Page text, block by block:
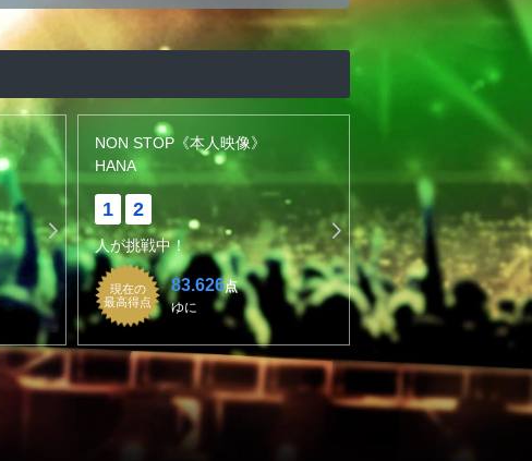
NON STOP《本人映像》
HANA
1 2
人が挑戦中！
現在の
最高得点
83.626点
ゆに